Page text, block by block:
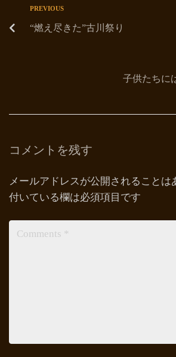
PREVIOUS
“燃え尽きた”古川祭り
子供たちに
コメントを残す
メールアドレスが公開されることは
付いている欄は必須項目です